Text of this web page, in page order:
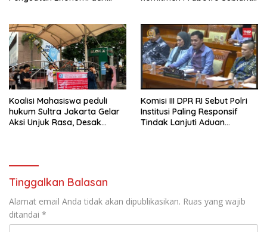
Koalisi Mahasiswa peduli
hukum Sultra Jakarta Gelar
Aksi Unjuk Rasa, Desak
Komisi III DPR RI Sebut Polri
Institusi Paling Responsif
Tindak Lanjuti Aduan
Tinggalkan Balasan
Alamat email Anda tidak akan dipublikasikan. Ruas yang wajib
ditandai *